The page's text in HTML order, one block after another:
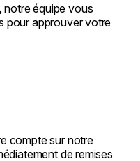
équipe vous
pour approuver votre
compte sur notre
de remises